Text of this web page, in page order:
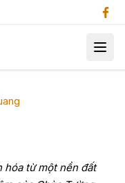
từ một nền đất